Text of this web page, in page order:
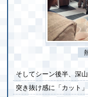
そしてシーン後半、深
突き抜け感に「カット